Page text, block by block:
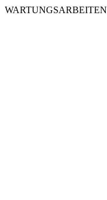
WARTUNGSARBEITEN